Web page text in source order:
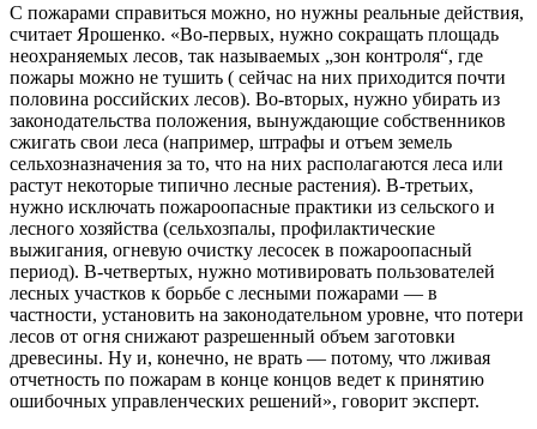
С пожарами справиться можно, но нужны реальные действия,
считает Ярошенко. «Во-первых, нужно сокращать площадь
неохраняемых лесов, так называемых „зон контроля“, где
пожары можно не тушить ( сейчас на них приходится почти
половина российских лесов). Во-вторых, нужно убирать из
законодательства положения, вынуждающие собственников
сжигать свои леса (например, штрафы и отъем земель
сельхозназначения за то, что на них располагаются леса или
растут некоторые типично лесные растения). В-третьих,
нужно исключать пожароопасные практики из сельского и
лесного хозяйства (сельхозпалы, профилактические
выжигания, огневую очистку лесосек в пожароопасный
период). В-четвертых, нужно мотивировать пользователей
лесных участков к борьбе с лесными пожарами — в
частности, установить на законодательном уровне, что потери
лесов от огня снижают разрешенный объем заготовки
древесины. Ну и, конечно, не врать — потому, что лживая
отчетность по пожарам в конце концов ведет к принятию
ошибочных управленческих решений», говорит эксперт.